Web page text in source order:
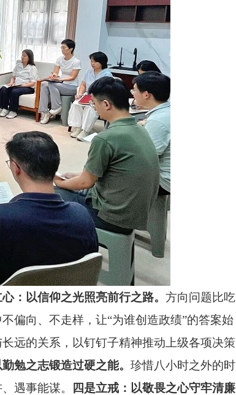
：以信仰之光照亮前行之路。 方向问题比吃
偏向、不走样，让“为谁创造政绩”的答案始
远的关系，以钉钉子精神推动上级各项决策
勉之志锻造过硬之能。 珍惜八小时之外的时
遇事能谋。
四是立戒：以敬畏之心守牢清廉